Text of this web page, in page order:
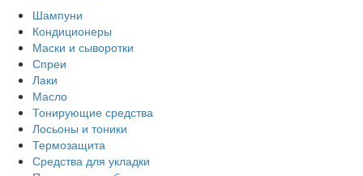
Шампуни
Кондиционеры
Маски и сыворотки
Спреи
Лаки
Масло
Тонирующие средства
Лосьоны и тоники
Термозащита
Средства для укладки